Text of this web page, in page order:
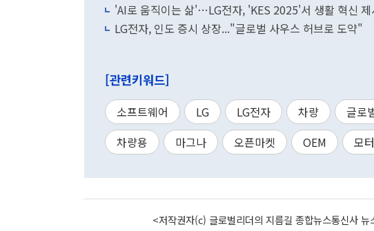
'AI로 움직이는 삶'…LG전자, 'KES 2025'서 생활 혁신 제
LG전자, 인도 증시 상장..."글로벌 사우스 허브로 도약"
[관련키워드]
소프트웨어 LG LG전자 차량 글로
차량용
마그나 오픈마켓 OEM 모
<저작권자(c) 글로벌리더의 지름길 종합뉴스통신사